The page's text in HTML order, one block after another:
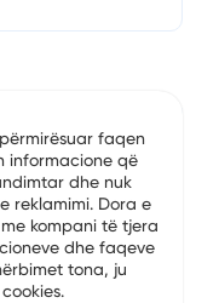
faqen
informacione që
dhe nuk
reklamimi. Dora e
kompani të tjera
dhe faqeve
tona, ju